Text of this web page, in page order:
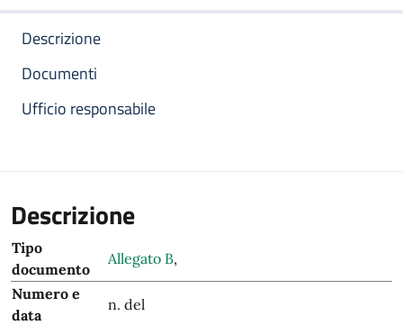
Descrizione
Documenti
Ufficio responsabile
Descrizione
Tipo
documento
Allegato B,
Numero e
data
n. del